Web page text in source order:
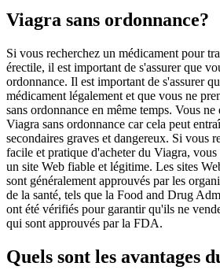
Viagra sans ordonnance?
Si vous recherchez un médicament pour
érectile, il est important de s'assurer que
ordonnance. Il est important de s'assurer
médicament légalement et que vous ne
sans ordonnance en même temps. Vous
Viagra sans ordonnance car cela peut
secondaires graves et dangereux. Si vous
facile et pratique d'acheter du Viagra,
un site Web fiable et légitime. Les sites
sont généralement approuvés par les
de la santé, tels que la Food and Drug
ont été vérifiés pour garantir qu'ils ne
qui sont approuvés par la FDA.
Quels sont les avantages